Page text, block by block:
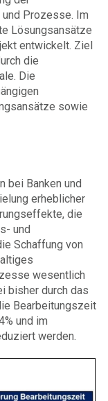
Prozesse. Im
Lösungsansätze
entwickelt. Ziel
die
Die
sowie
bei Banken und
erheblicher
die
und
Schaffung von
wesentlich
bisher durch das
Bearbeitungszeit
und im
werden.